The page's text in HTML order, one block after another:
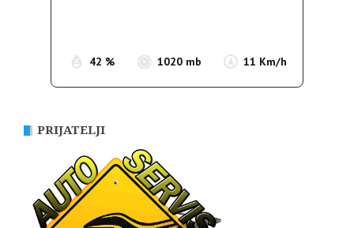
42 % 1020 mb 11 Km/h
PRIJATELJI